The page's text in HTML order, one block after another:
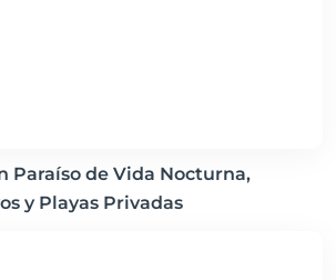
Paraíso de Vida Nocturna,
y Playas Privadas